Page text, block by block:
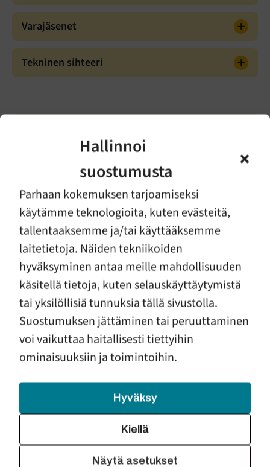
Hallinnoi
suostumusta
Parhaan kokemuksen tarjoamiseksi
käytämme teknologioita, kuten evästeitä,
tallentaaksemme ja/tai käyttääksemme
laitetietoja. Näiden tekniikoiden
hyväksyminen antaa meille mahdollisuuden
käsitellä tietoja, kuten selauskäyttäytymistä
tai yksilöllisiä tunnuksia tällä sivustolla.
Suostumuksen jättäminen tai peruuttaminen
voi vaikuttaa haitallisesti tiettyihin
ominaisuuksiin ja toimintoihin.
Hyväksy
Kiellä
Näytä asetukset
Yhdistyksen hallitus
Varajäsenet
Tekninen sihteeri
RAAHEN ENSI- JA
TURVAKOTI RY
Raahen ensi- ja turvakoti tarjoaa turvakoti ja avopalveluita
väkivaltaa kokeneille sekä ensikodin tukea vauvaperheille.
Yhdistyksellä on myös tapaamispaikkatoimintaa sekä apua
erotilanteessa oleville lapsiperheille.
Yhteystiedot
Raahen ensi- ja turvakoti ry
Fellmanin puistokatu 11, 92100 Raahe